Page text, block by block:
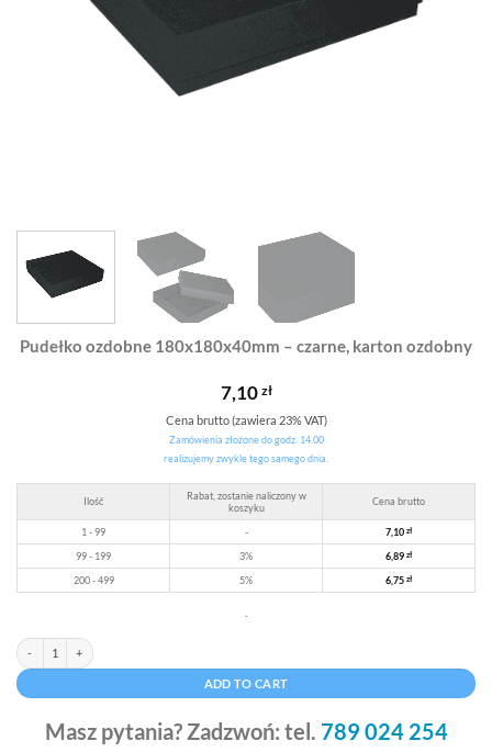
Pudełko ozdobne 180x180x40mm – czarne, karton ozdobny
7,10 zł
Cena brutto (zawiera 23% VAT)
Zamówienia złożone do godz. 14.00
realizujemy zwykle tego samego dnia.
Ilość
Rabat, zostanie naliczony w
koszyku
Cena brutto
1 - 99 - 7,10 zł
99 - 199 3% 6,89 zł
200 - 499 5% 6,75 zł
Pudełko ozdobne 180x180x40mm - czarne, karton ozdobny quantity
ADD TO CART
Masz pytania? Zadzwoń: tel. 789 024 254